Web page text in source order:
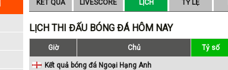
KẾT QUẢ LIVESCORE LỊCH TỶ LỆ
LỊCH THI ĐẤU BÓNG ĐÁ HÔM NAY
Giờ Chủ Tỷ số
Kết quả bóng đá Ngoại Hạng Anh